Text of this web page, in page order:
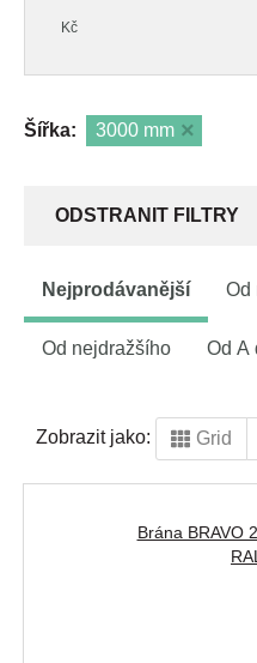
Kč
Šířka: 3000 mm
ODSTRANIT FILTRY
Nejprodávanější Od
Od nejdražšího Od A
Zobrazit jako: Grid
Brána BRAVO